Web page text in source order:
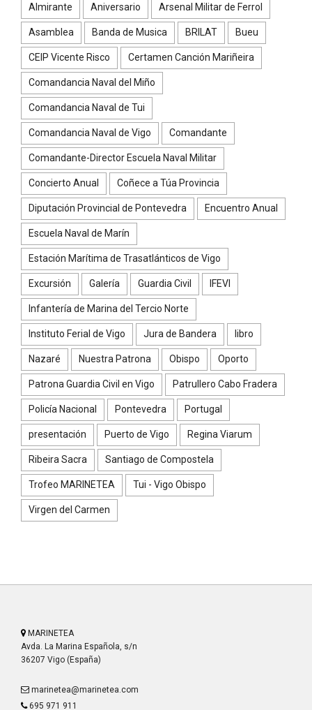
Almirante Aniversario Arsenal Militar de Ferrol
Asamblea Banda de Musica BRILAT Bueu
CEIP Vicente Risco Certamen Canción Mariñeira
Comandancia Naval del Miño
Comandancia Naval de Tui
Comandancia Naval de Vigo Comandante
Comandante-Director Escuela Naval Militar
Concierto Anual Coñece a Túa Provincia
Diputación Provincial de Pontevedra Encuentro Anual
Escuela Naval de Marín
Estación Marítima de Trasatlánticos de Vigo
Excursión Galería Guardia Civil IFEVI
Infantería de Marina del Tercio Norte
Instituto Ferial de Vigo Jura de Bandera libro
Nazaré Nuestra Patrona Obispo Oporto
Patrona Guardia Civil en Vigo Patrullero Cabo Fradera
Policía Nacional Pontevedra Portugal
presentación Puerto de Vigo Regina Viarum
Ribeira Sacra Santiago de Compostela
Trofeo MARINETEA Tui - Vigo Obispo
Virgen del Carmen
MARINETEA
Avda. La Marina Española, s/n
36207 Vigo (España)
marinetea@marinetea.com
695 971 911